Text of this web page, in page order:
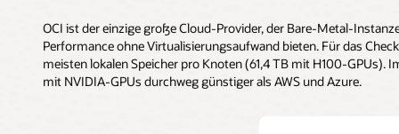
OCI ist der einzige große Cloud-Provider, der Bare-Metal-
Performance ohne Virtualisierungsaufwand bieten. Für das
meisten lokalen Speicher pro Knoten (61,4 TB mit H100-GPUs).
mit NVIDIA-GPUs durchweg günstiger als AWS und Azure.